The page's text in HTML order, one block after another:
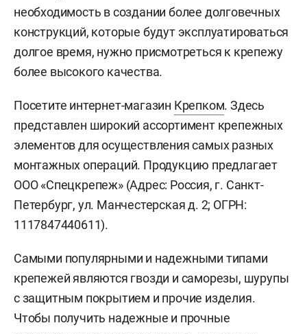
необходимость в создании более долговечных
конструкций, которые будут эксплуатироваться
долгое время, нужно присмотреться к крепежу
более высокого качества.
Посетите интернет-магазин Крепком. Здесь
представлен широкий ассортимент крепежных
элементов для осуществления самых разных
монтажных операций. Продукцию предлагает
ООО «Спецкрепеж» (Адрес: Россия, г. Санкт-
Петербург, ул. Манчестерская д. 2; ОГРН:
1117847440611).
Самыми популярными и надежными типами
крепежей являются гвозди и саморезы, шурупы
с защитным покрытием и прочие изделия.
Чтобы получить надежные и прочные